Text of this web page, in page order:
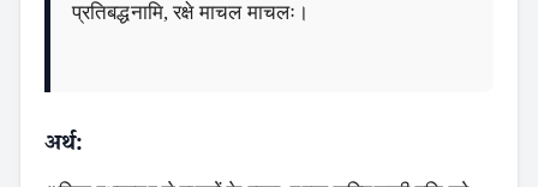
प्रतिबद्धनामि, रक्षे माचल माचलः।
अर्थ: